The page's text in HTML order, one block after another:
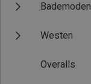
Bademoden
Westen
Overalls